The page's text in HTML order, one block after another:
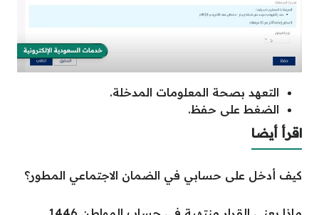
التعهد بصحة المعلومات المدخلة.
الضغط على حفظ.
اقرأ أيضا
كيف أدخل على حسابي في الضمان الاجتماعي المطور؟